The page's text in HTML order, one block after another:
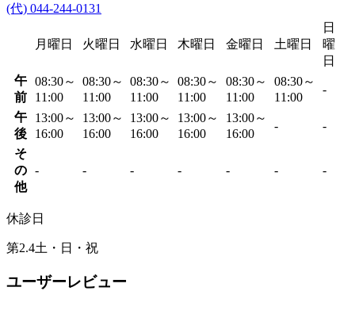
(代) 044-244-0131
月曜日 火曜日 水曜日 木曜日 金曜日 土曜日
日
曜
日
午
前
08:30～
11:00
08:30～
11:00
08:30～
11:00
08:30～
11:00
08:30～
11:00
08:30～
11:00
-
午
後
13:00～
16:00
13:00～
16:00
13:00～
16:00
13:00～
16:00
13:00～
16:00
- -
そ
の
他
- - - - - - -
休診日
第2.4土・日・祝
ユーザーレビュー